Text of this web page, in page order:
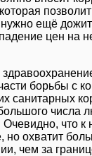
ещё
цен на
борьбы с
санитарных
числа
что к
но охватит
чем за